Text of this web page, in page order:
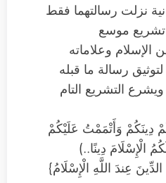
نزلت رسالتهما فقط
تشريع موسع
وعلاماته
لتوثيق رسالة ما قبله
التشريع التام
دِينَكُمْ وَأَتْمَمْتُ عَلَيْكُمْ
الْإِسْلَامَ دِينًا..)
عِندَ اللَّهِ الْإِسْلَامُ}